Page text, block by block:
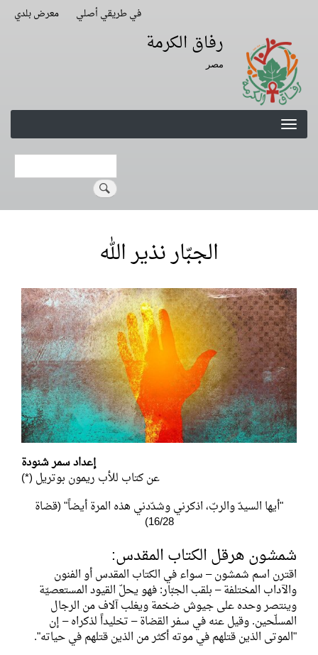
main
في طريقي أصلي معرض بلدي
رفاق الكرمة
مصر
Search
الجبّار نذير الله
إعداد سمر شنودة
عن كتاب للأب ريمون بوتريل (*)
"أيها السيدّ والربّ، اذكرني وشدّدني هذه المرة أيضاً" (قضاة
16/28)
شمشون هرقل الكتاب المقدس:
اقترن اسم شمشون – سواء في الكتاب المقدس أو الفنون
والآداب المختلفة – بلقب الجبّار: فهو يحلّ القيود المستعصيّة
وينتصر وحده على جيوش ضخمة ويغلب آلاف من الرجال
المسلّحين. وقيل عنه في سفر القضاة – تخليداً لذكراه – إن
"الموتى الذين قتلهم في موته أكثر من الذين قتلهم في حياته".